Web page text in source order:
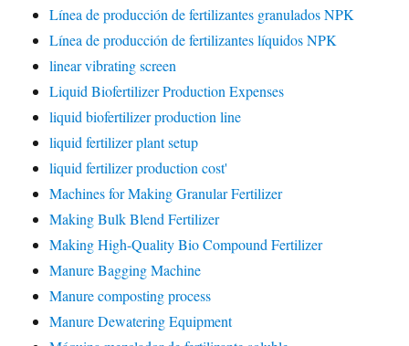
Línea de producción de fertilizantes granulados NPK
Línea de producción de fertilizantes líquidos NPK
linear vibrating screen
Liquid Biofertilizer Production Expenses
liquid biofertilizer production line
liquid fertilizer plant setup
liquid fertilizer production cost'
Machines for Making Granular Fertilizer
Making Bulk Blend Fertilizer
Making High-Quality Bio Compound Fertilizer
Manure Bagging Machine
Manure composting process
Manure Dewatering Equipment